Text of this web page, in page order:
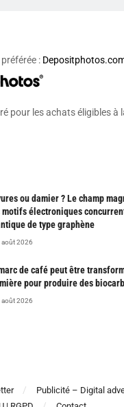
:
pour les achats éligibles à
ou damier ? Le champ
motifs électroniques
de type graphène
août 2026
de café peut être
pour produire des
août 2026
Publicité – Digital